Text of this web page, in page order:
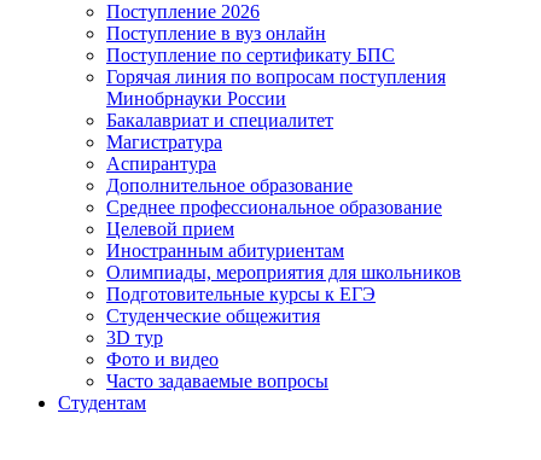
Поступление 2026
Поступление в вуз онлайн
Поступление по сертификату БПС
Горячая линия по вопросам поступления
Минобрнауки России
Бакалавриат и специалитет
Магистратура
Аспирантура
Дополнительное образование
Среднее профессиональное образование
Целевой прием
Иностранным абитуриентам
Олимпиады, мероприятия для школьников
Подготовительные курсы к ЕГЭ
Студенческие общежития
3D тур
Фото и видео
Часто задаваемые вопросы
Студентам